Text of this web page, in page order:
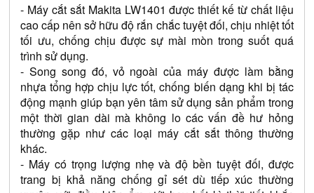
- Máy cắt sắt Makita LW1401 được thiết kế từ chất liệu
cao cấp nên sở hữu độ rắn chắc tuyệt đối, chịu nhiệt tốt
tối ưu, chống chịu được sự mài mòn trong suốt quá
trình sử dụng.
- Song song đó, vỏ ngoài của máy được làm bằng
nhựa tổng hợp chịu lực tốt, chống biến dạng khi bị tác
động mạnh giúp bạn yên tâm sử dụng sản phẩm trong
một thời gian dài mà không lo các vấn đề hư hỏng
thường gặp như các loại máy cắt sắt thông thường
khác.
- Máy có trọng lượng nhẹ và độ bền tuyệt đối, được
trang bị khả năng chống gỉ sét dù tiếp xúc thường